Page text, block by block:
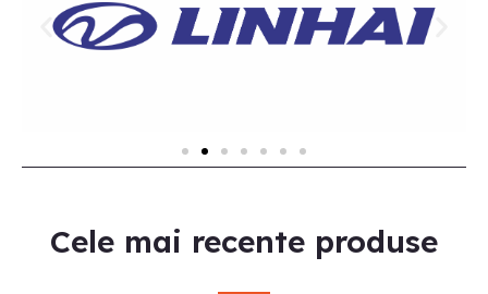
Cele mai recente produse